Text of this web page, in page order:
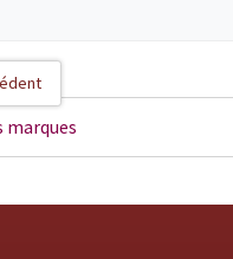
marques